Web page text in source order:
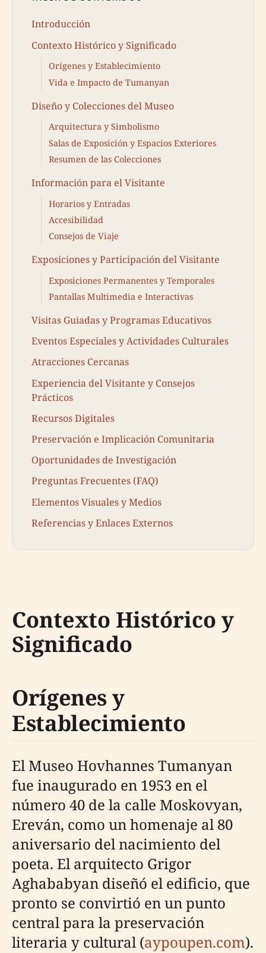
Introducción
Contexto Histórico y Significado
Orígenes y Establecimiento
Vida e Impacto de Tumanyan
Diseño y Colecciones del Museo
Arquitectura y Simbolismo
Salas de Exposición y Espacios Exteriores
Resumen de las Colecciones
Información para el Visitante
Horarios y Entradas
Accesibilidad
Consejos de Viaje
Exposiciones y Participación del Visitante
Exposiciones Permanentes y Temporales
Pantallas Multimedia e Interactivas
Visitas Guiadas y Programas Educativos
Eventos Especiales y Actividades Culturales
Atracciones Cercanas
Experiencia del Visitante y Consejos
Prácticos
Recursos Digitales
Preservación e Implicación Comunitaria
Oportunidades de Investigación
Preguntas Frecuentes (FAQ)
Elementos Visuales y Medios
Referencias y Enlaces Externos
Contexto Histórico y
Significado
Orígenes y
Establecimiento
El Museo Hovhannes Tumanyan
fue inaugurado en 1953 en el
número 40 de la calle Moskovyan,
Ereván, como un homenaje al 80
aniversario del nacimiento del
poeta. El arquitecto Grigor
Aghababyan diseñó el edificio, que
pronto se convirtió en un punto
central para la preservación
literaria y cultural (aypoupen.com).